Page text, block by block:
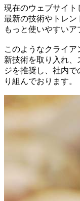
現在のウェブサイト
最新の技術やトレン
もっと使いやすい
このようなクライ
新技術を取り入れ
ジを推奨し、社内
り組んでおります。